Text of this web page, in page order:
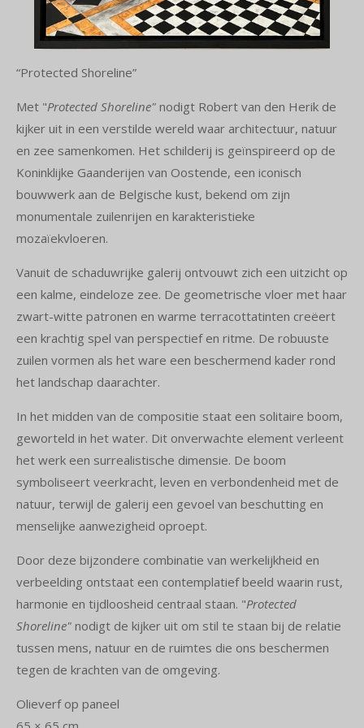
“Protected Shoreline”
Met "Protected Shoreline" nodigt Robert van den Herik de
kijker uit in een verstilde wereld waar architectuur, natuur
en zee samenkomen. Het schilderij is geïnspireerd op de
Koninklijke Gaanderijen van Oostende, een iconisch
bouwwerk aan de Belgische kust, bekend om zijn
monumentale zuilenrijen en karakteristieke
mozaïekvloeren.
Vanuit de schaduwrijke galerij ontvouwt zich een uitzicht op
een kalme, eindeloze zee. De geometrische vloer met haar
zwart-witte patronen en warme terracottatinten creëert
een krachtig spel van perspectief en ritme. De robuuste
zuilen vormen als het ware een beschermend kader rond
het landschap daarachter.
In het midden van de compositie staat een solitaire boom,
geworteld in het water. Dit onverwachte element verleent
het werk een surrealistische dimensie. De boom
symboliseert veerkracht, leven en verbondenheid met de
natuur, terwijl de galerij een gevoel van beschutting en
menselijke aanwezigheid oproept.
Door deze bijzondere combinatie van werkelijkheid en
verbeelding ontstaat een contemplatief beeld waarin rust,
harmonie en tijdloosheid centraal staan. "Protected
Shoreline" nodigt de kijker uit om stil te staan bij de relatie
tussen mens, natuur en de ruimtes die ons beschermen
tegen de krachten van de omgeving.
Olieverf op paneel